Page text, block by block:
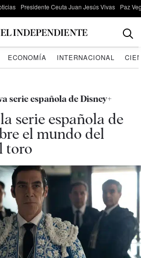
Presidente Ceuta Juan Jesús Vivas Paz
ECONOMÍA INTERNACIONAL
serie española de Disney+
serie española de
el mundo del
toro